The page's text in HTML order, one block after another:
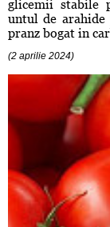
glicemii stabile
untul de
pranz bogat in
(2 aprilie 2024)